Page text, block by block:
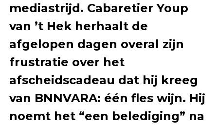
mediastrijd. Cabaretier Youp
van ’t Hek herhaalt de
afgelopen dagen overal zijn
frustratie over het
afscheidscadeau dat hij kreeg
van BNNVARA: één fles wijn. Hij
noemt het “een belediging” na